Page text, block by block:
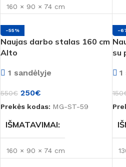
160 × 90 × 74 cm
BŪKLĖ
SPALVA
Medienos spalva
-55%
Naujas darbo stalas 160 cm
Alto
1 sandėlyje
550€ 250€
Prekės kodas: MG-ST-59
IŠMATAVIMAI
160 × 90 × 74 cm
-
su
1
150